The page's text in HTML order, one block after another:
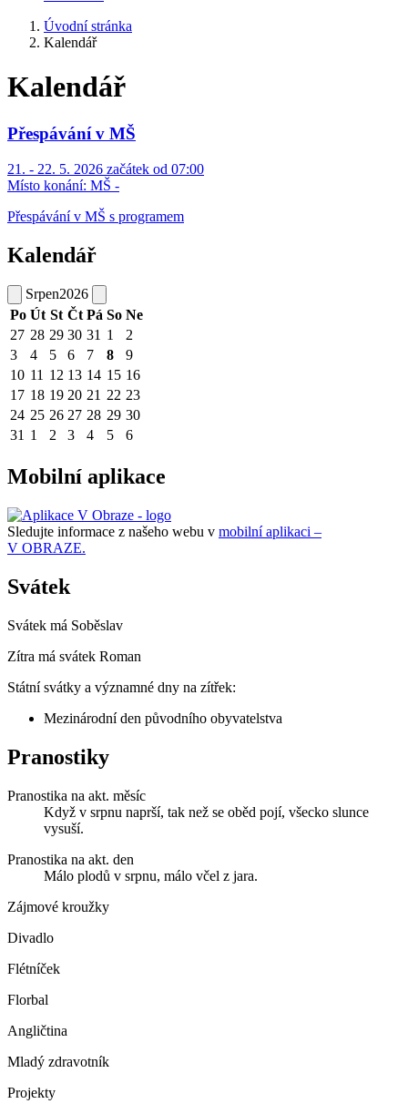
Úvodní stránka
Kalendář
Kalendář
Přespávání v MŠ
21. - 22. 5. 2026 začátek od 07:00
Místo konání: MŠ -
Přespávání v MŠ s programem
Kalendář
Srpen2026
Po Út St Čt Pá So Ne
27 28 29 30 31 1
2
3
4 5 6 7 8
9
10 11 12 13 14 15 16
17 18 19 20 21 22 23
24 25 26 27 28 29 30
31 1 2 3 4 5 6
Mobilní aplikace
Sledujte informace z našeho webu v mobilní aplikaci –
V OBRAZE.
Svátek
Svátek má Soběslav
Zítra má svátek Roman
Státní svátky a významné dny na zítřek:
Mezinárodní den původního obyvatelstva
Pranostiky
Pranostika na akt. měsíc
Když v srpnu naprší, tak než se oběd pojí, všecko slunce
vysuší.
Pranostika na akt. den
Málo plodů v srpnu, málo včel z jara.
Zájmové kroužky
Divadlo
Flétníček
Florbal
Angličtina
Mladý zdravotník
Projekty